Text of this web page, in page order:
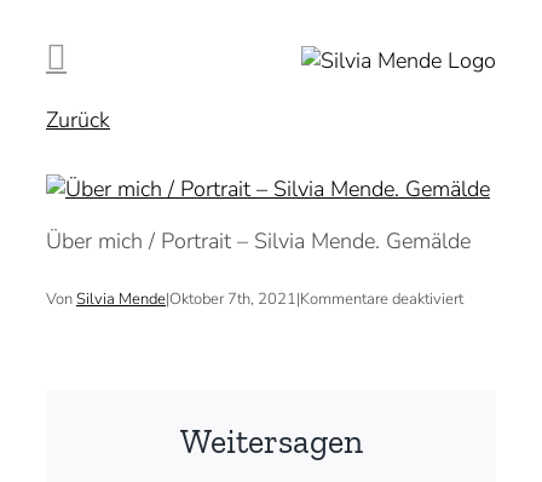
Inhalt
springen
Zurück
Über mich / Portrait – Silvia Mende. Gemälde
VonSilvia Mende|Oktober 7th, 2021|Kommentare deaktiviertfür
Weitersagen